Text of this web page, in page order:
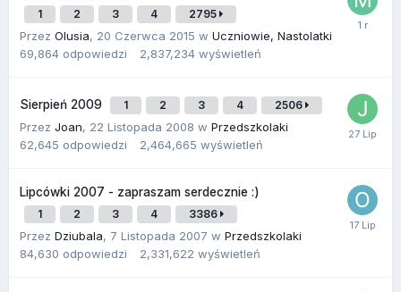
1 2 3 4 2795
Przez Olusia, 20 Czerwca 2015 w Uczniowie, Nastolatki
69,864 odpowiedzi 2,837,234 wyświetleń
Sierpień 2009 1 2 3 4 2506
Przez Joan, 22 Listopada 2008 w Przedszkolaki
62,645 odpowiedzi 2,464,665 wyświetleń
Lipcówki 2007 - zapraszam serdecznie :)
1 2 3 4 3386
Przez Dziubala, 7 Listopada 2007 w Przedszkolaki
84,630 odpowiedzi 2,331,622 wyświetleń